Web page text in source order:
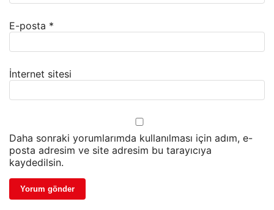
E-posta *
İnternet sitesi
Daha sonraki yorumlarımda kullanılması için adım, e-
posta adresim ve site adresim bu tarayıcıya
kaydedilsin.